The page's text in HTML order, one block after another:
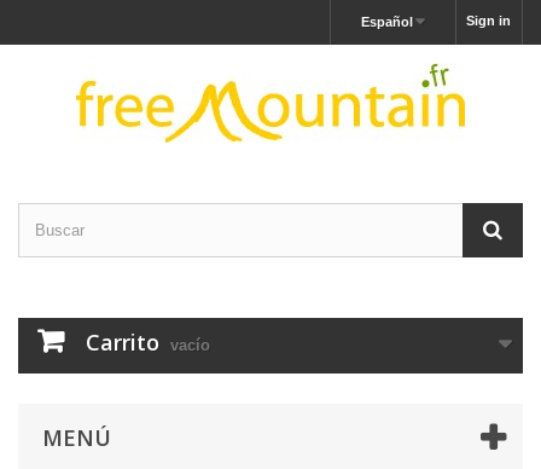
Sign in
Español
Carrito vacío
MENÚ